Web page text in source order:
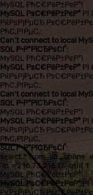
MySQL РћС€РёР±РєР°!
MySQL РѕС€РёР±РєР°
РќРѕРјРµСЂ
РћС‚РІРµС‚:
Can't connect to local
SQL Р·Р°РїСЂРѕСЃ:
MySQL РћС€РёР±РєР°!
MySQL РѕС€РёР±РєР°
РќРѕРјРµСЂ
РћС‚РІРµС‚:
Can't connect to local
SQL Р·Р°РїСЂРѕСЃ:
MySQL РћС€РёР±РєР°!
MySQL РѕС€РёР±РєР°
РќРѕРјРµСЂ
РћС‚РІРµС‚:
SQL Р·Р°РїСЂРѕСЃ:
select * from `lib_online`
`ip`='216.73.216.17' limit 1
MySQL РћС€РёР±РєР°!
MySQL РѕС€РёР±РєР°
РќРѕРјРµСЂ